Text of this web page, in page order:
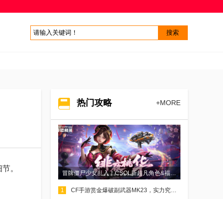
。
热门攻略 +MORE
冒牌僵尸少女乱入！CSOL新超凡角色&福利活动抢先了解
1 CF手游赏金爆破副武器MK23，实力究竟如何？一文带你了解！